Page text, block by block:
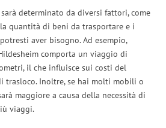
determinato da diversi fattori, come
quantità di beni da trasportare e i
aver bisogno. Ad esempio,
comporta un viaggio di
il che influisce sui costi del
trasloco. Inoltre, se hai molti mobili o
maggiore a causa della necessità di
viaggi.